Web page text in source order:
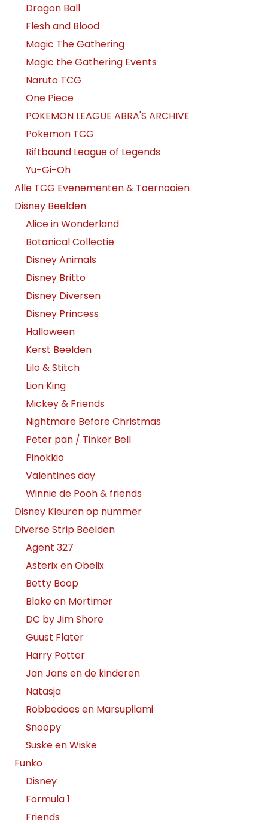
Dragon Ball
Flesh and Blood
Magic The Gathering
Magic the Gathering Events
Naruto TCG
One Piece
POKEMON LEAGUE ABRA'S ARCHIVE
Pokemon TCG
Riftbound League of Legends
Yu-Gi-Oh
Alle TCG Evenementen & Toernooien
Disney Beelden
Alice in Wonderland
Botanical Collectie
Disney Animals
Disney Britto
Disney Diversen
Disney Princess
Halloween
Kerst Beelden
Lilo & Stitch
Lion King
Mickey & Friends
Nightmare Before Christmas
Peter pan / Tinker Bell
Pinokkio
Valentines day
Winnie de Pooh & friends
Disney Kleuren op nummer
Diverse Strip Beelden
Agent 327
Asterix en Obelix
Betty Boop
Blake en Mortimer
DC by Jim Shore
Guust Flater
Harry Potter
Jan Jans en de kinderen
Natasja
Robbedoes en Marsupilami
Snoopy
Suske en Wiske
Funko
Disney
Formula 1
Friends